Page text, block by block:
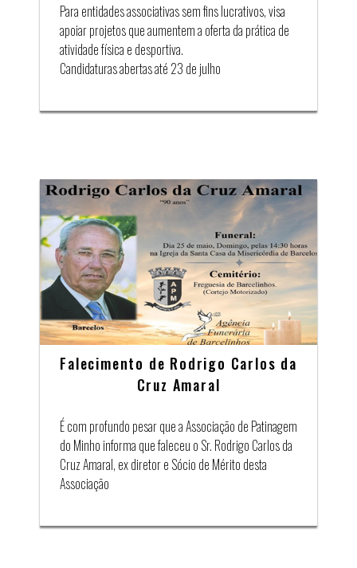
Para entidades associativas sem fins lucrativos, visa
apoiar projetos que aumentem a oferta da prática de
atividade física e desportiva.
Candidaturas abertas até 23 de julho
Falecimento de Rodrigo Carlos da
Cruz Amaral
É com profundo pesar que a Associação de Patinagem
do Minho informa que faleceu o Sr. Rodrigo Carlos da
Cruz Amaral, ex diretor e Sócio de Mérito desta
Associação